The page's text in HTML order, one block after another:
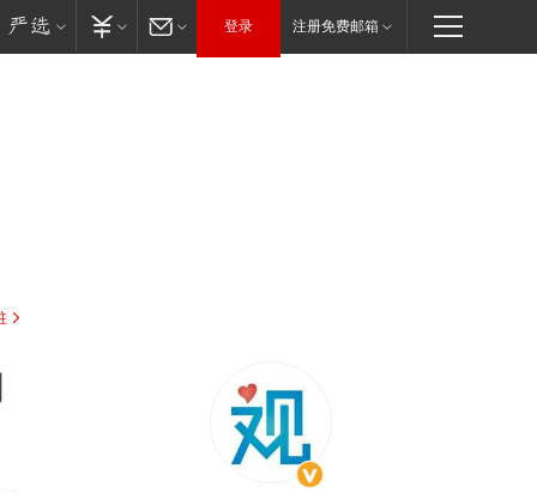
登录 注册免费邮箱